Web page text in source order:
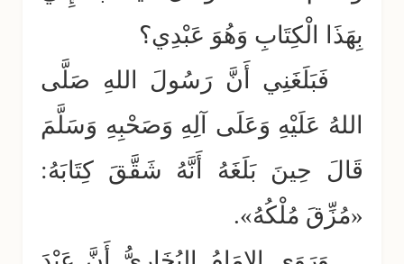
بِهَذَا الْكِتَابِ وَهُوَ عَبْدِي؟
فَبَلَغَنِي أَنَّ رَسُولَ اللهِ صَلَّى
اللهُ عَلَيْهِ وَعَلَى آلِهِ وَصَحْبِهِ وَسَلَّمَ
قَالَ حِينَ بَلَغَهُ أَنَّهُ شَقَّقَ كِتَابَهُ:
«مُزِّقَ مُلْكُهُ».